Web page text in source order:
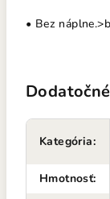
• Bez
Kategória:
Hmotnosť: